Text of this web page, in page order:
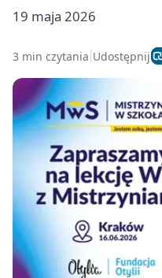
19 maja 2026
3 min czytania Udostępnij